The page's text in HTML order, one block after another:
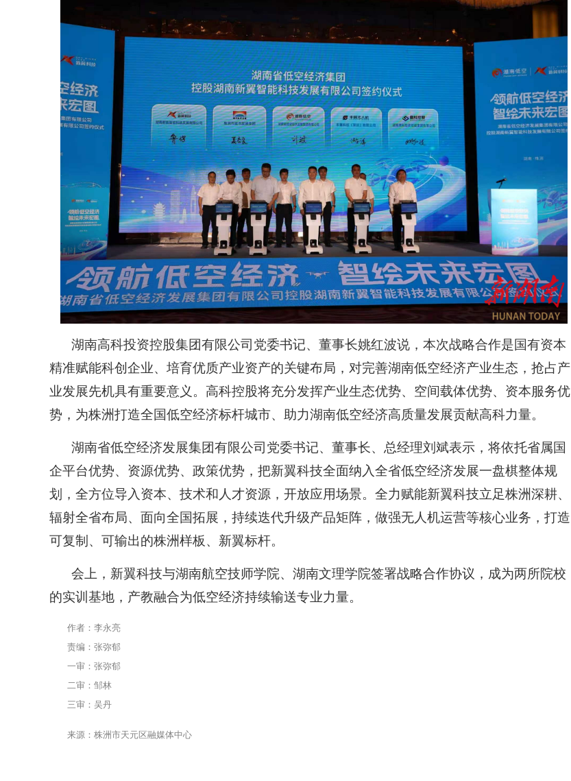
湖南高科投资控股集团有限公司党委书记、董事长姚红波说，本次战略合作是国有资本
精准赋能科创企业、培育优质产业资产的关键布局，对完善湖南低空经济产业生态，抢占产
业发展先机具有重要意义。高科控股将充分发挥产业生态优势、空间载体优势、资本服务优
势，为株洲打造全国低空经济标杆城市、助力湖南低空经济高质量发展贡献高科力量。
湖南省低空经济发展集团有限公司党委书记、董事长、总经理刘斌表示，将依托省属国
企平台优势、资源优势、政策优势，把新翼科技全面纳入全省低空经济发展一盘棋整体规
划，全方位导入资本、技术和人才资源，开放应用场景。全力赋能新翼科技立足株洲深耕、
辐射全省布局、面向全国拓展，持续迭代升级产品矩阵，做强无人机运营等核心业务，打造
可复制、可输出的株洲样板、新翼标杆。
会上，新翼科技与湖南航空技师学院、湖南文理学院签署战略合作协议，成为两所院校
的实训基地，产教融合为低空经济持续输送专业力量。
作者：李永亮
责编：张弥郁
一审：张弥郁
二审：邹林
三审：吴丹
来源：株洲市天元区融媒体中心